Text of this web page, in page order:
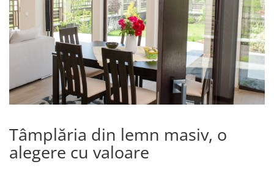
Tâmplăria din lemn masiv, o
alegere cu valoare